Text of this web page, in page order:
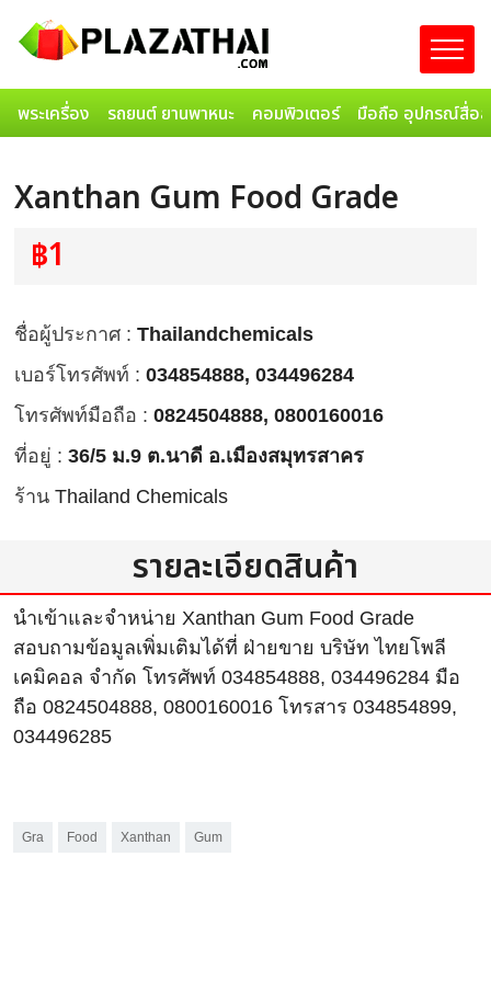
พระเครื่อง รถยนต์ ยานพาหนะ คอมพิวเตอร์ มือถือ อุปกรณ์สื่อส
Xanthan Gum Food Grade
฿1
ชื่อผู้ประกาศ : Thailandchemicals
เบอร์โทรศัพท์ : 034854888, 034496284
โทรศัพท์มือถือ : 0824504888, 0800160016
ที่อยู่ : 36/5 ม.9 ต.นาดี อ.เมืองสมุทรสาคร
ร้าน Thailand Chemicals
รายละเอียดสินค้า
นำเข้าและจำหน่าย Xanthan Gum Food Grade
สอบถามข้อมูลเพิ่มเติมได้ที่ ฝ่ายขาย บริษัท ไทยโพลี
เคมิคอล จำกัด โทรศัพท์ 034854888, 034496284 มือ
ถือ 0824504888, 0800160016 โทรสาร 034854899,
034496285
Gra Food Xanthan Gum